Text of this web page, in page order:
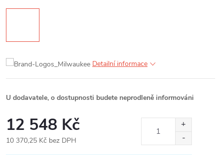
Detailní informace
U dodavatele, o dostupnosti budete neprodleně informováni
12 548 Kč
10 370,25 Kč bez DPH